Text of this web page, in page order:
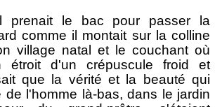
prenait le bac pour passer la
comme il montait sur la colline
village natal et le couchant où
étroit d'un crépuscule froid et
que la vérité et la beauté qui
de l'homme là-bas, dans le jardin